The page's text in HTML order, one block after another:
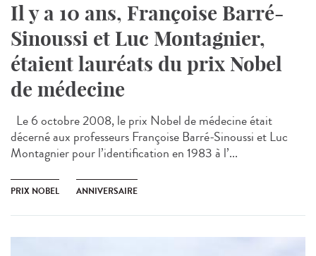
Il y a 10 ans, Françoise Barré-
Sinoussi et Luc Montagnier,
étaient lauréats du prix Nobel
de médecine
Le 6 octobre 2008, le prix Nobel de médecine était
décerné aux professeurs Françoise Barré-Sinoussi et Luc
Montagnier pour l’identification en 1983 à l’...
PRIX NOBEL ANNIVERSAIRE